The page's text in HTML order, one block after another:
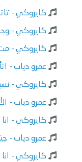
كايروكي -
كايروكي -
كايروكي -
عمرو دياب -
كايروكي -
عمرو دياب -
كايروكي -
عمرو دياب -
كايروكي -